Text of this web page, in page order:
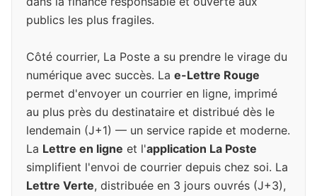
publics les plus fragiles.
Côté courrier, La Poste a su prendre le virage du
numérique avec succès. La e-Lettre Rouge
permet d'envoyer un courrier en ligne, imprimé
au plus près du destinataire et distribué dès le
lendemain (J+1) — un service rapide et moderne.
La Lettre en ligne et l'application La Poste
simplifient l'envoi de courrier depuis chez soi. La
Lettre Verte, distribuée en 3 jours ouvrés (J+3),